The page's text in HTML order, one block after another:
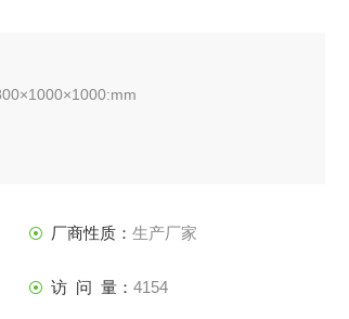
厂商性质： 生产厂家
访 问 量： 4154